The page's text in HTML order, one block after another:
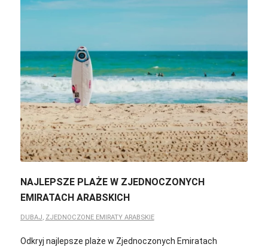
NAJLEPSZE PLAŻE W ZJEDNOCZONYCH
EMIRATACH ARABSKICH
DUBAJ, ZJEDNOCZONE EMIRATY ARABSKIE
Odkryj najlepsze plaże w Zjednoczonych Emiratach